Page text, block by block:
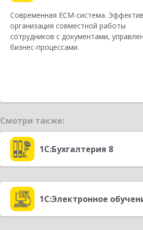
Современная ECM-система.
организация совместной работы
сотрудников с документами,
бизнес-процессами.
Смотри также:
1С:Бухгалтерия 8
1С:Электронное